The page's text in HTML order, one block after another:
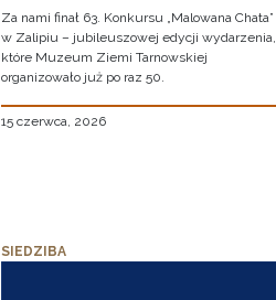
Za nami finał 63. Konkursu „Malowana Chata”
w Zalipiu – jubileuszowej edycji wydarzenia,
które Muzeum Ziemi Tarnowskiej
organizowało już po raz 50.
15 czerwca, 2026
SIEDZIBA